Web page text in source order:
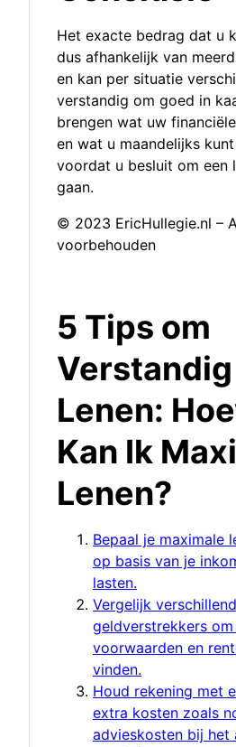
Het exacte bedrag dat u
dus afhankelijk van
en kan per situatie
verstandig om goed in
brengen wat uw
en wat u maandelijks
voordat u besluit om een
gaan.
© 2023 EricHullegie.nl –
voorbehouden
5 Tips om
Lenen:
Kan Ik
Lenen?
Bepaal je maximale
op basis van je
lasten.
Vergelijk
geldverstrekkers
voorwaarden en
vinden.
Houd rekening met
extra kosten zoals
advieskosten bij het